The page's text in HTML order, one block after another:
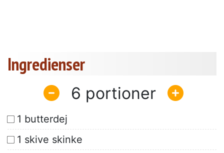
Ingredienser
6
1 butterdej
1 skive skinke